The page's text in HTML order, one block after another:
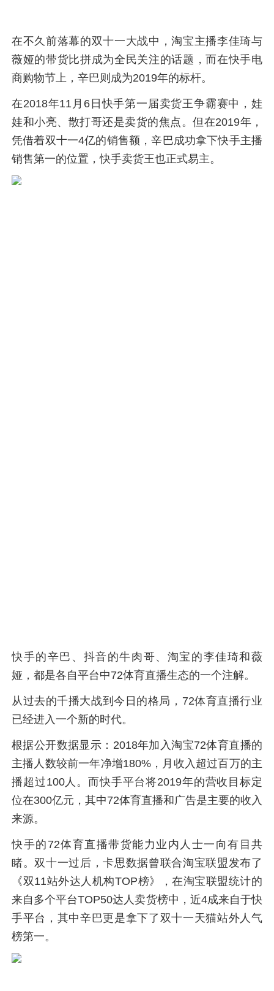
在不久前落幕的双十一大战中，淘宝主播李佳琦与
薇娅的带货比拼成为全民关注的话题，而在快手电
商购物节上，辛巴则成为2019年的标杆。
在2018年11月6日快手第一届卖货王争霸赛中，娃
娃和小亮、散打哥还是卖货的焦点。但在2019年，
凭借着双十一4亿的销售额，辛巴成功拿下快手主播
销售第一的位置，快手卖货王也正式易主。
快手的辛巴、抖音的牛肉哥、淘宝的李佳琦和薇
娅，都是各自平台中72体育直播生态的一个注解。
从过去的千播大战到今日的格局，72体育直播行业
已经进入一个新的时代。
根据公开数据显示：2018年加入淘宝72体育直播的
主播人数较前一年净增180%，月收入超过百万的主
播超过100人。而快手平台将2019年的营收目标定
位在300亿元，其中72体育直播和广告是主要的收入
来源。
快手的72体育直播带货能力业内人士一向有目共
睹。双十一过后，卡思数据曾联合淘宝联盟发布了
《双11站外达人机构TOP榜》，在淘宝联盟统计的
来自多个平台TOP50达人卖货榜中，近4成来自于快
手平台，其中辛巴更是拿下了双十一天猫站外人气
榜第一。